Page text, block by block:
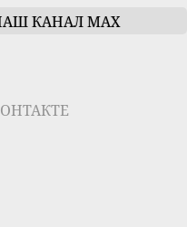
КАНАЛ МАХ